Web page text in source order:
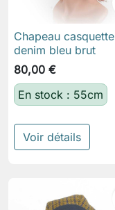
Chapeau casquette
denim bleu brut
80,00 €
En stock : 55cm
Voir détails